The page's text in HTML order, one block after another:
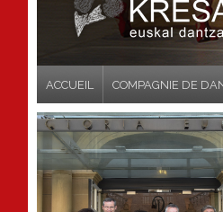
ACCUEIL COMPAGNIE DE